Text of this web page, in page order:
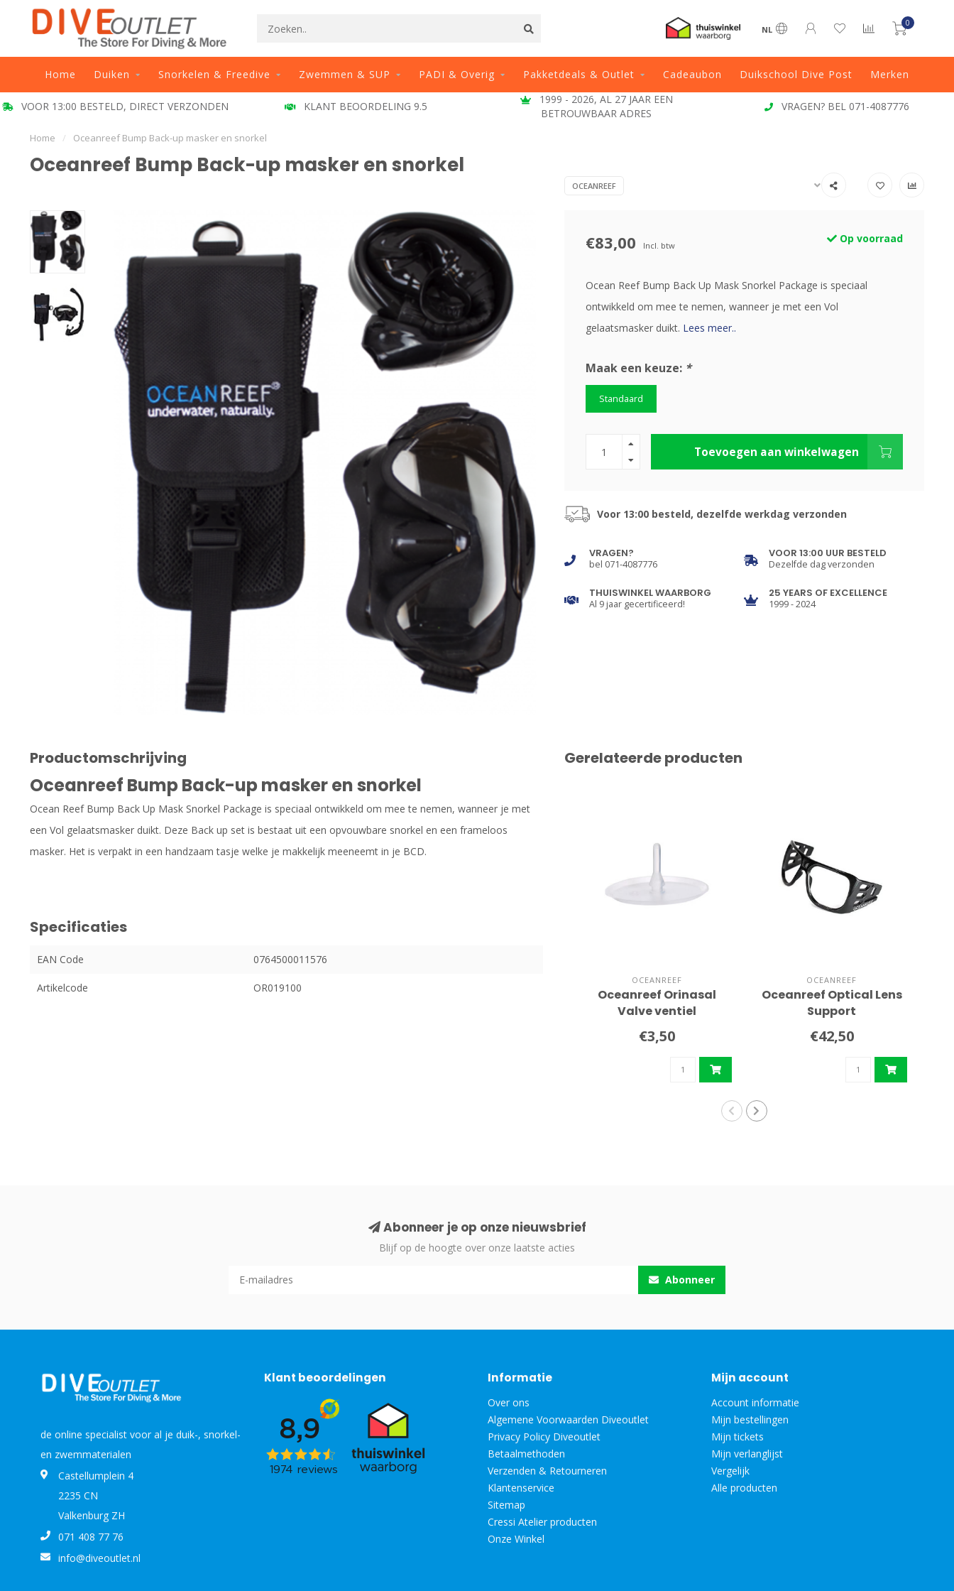
NL
0
Home Duiken Snorkelen & Freedive Zwemmen & SUP PADI & Overig Pakketdeals & Outlet Cadeaubon Duikschool Dive Post Merken
VOOR 13:00 BESTELD, DIRECT VERZONDEN KLANT BEOORDELING 9.5
1999 - 2026, AL 27 JAAR EEN
BETROUWBAAR ADRES
VRAGEN? BEL 071-4087776
Home / Oceanreef Bump Back-up masker en snorkel
Oceanreef Bump Back-up masker en snorkel
OCEANREEF
€83,00 Incl. btw
Op voorraad
Ocean Reef Bump Back Up Mask Snorkel Package is speciaal
ontwikkeld om mee te nemen, wanneer je met een Vol
gelaatsmasker duikt. Lees meer..
Maak een keuze: *
Standaard
Toevoegen aan winkelwagen
Voor 13:00 besteld, dezelfde werkdag verzonden
VRAGEN?
bel 071-4087776
VOOR 13:00 UUR BESTELD
Dezelfde dag verzonden
THUISWINKEL WAARBORG
Al 9 jaar gecertificeerd!
25 YEARS OF EXCELLENCE
1999 - 2024
Productomschrijving
Oceanreef Bump Back-up masker en snorkel
Ocean Reef Bump Back Up Mask Snorkel Package is speciaal ontwikkeld om mee te nemen, wanneer je met
een Vol gelaatsmasker duikt. Deze Back up set is bestaat uit een opvouwbare snorkel en een frameloos
masker. Het is verpakt in een handzaam tasje welke je makkelijk meeneemt in je BCD.
Specificaties
EAN Code 0764500011576
Artikelcode OR019100
Gerelateerde producten
OCEANREEF
Oceanreef Orinasal
Valve ventiel
€3,50
OCEANREEF
Oceanreef Optical Lens
Support
€42,50
Abonneer je op onze nieuwsbrief
Blijf op de hoogte over onze laatste acties
Abonneer
de online specialist voor al je duik-, snorkel-
en zwemmaterialen
Castellumplein 4
2235 CN
Valkenburg ZH
071 408 77 76
info@diveoutlet.nl
Klant beoordelingen Informatie
Over ons
Algemene Voorwaarden Diveoutlet
Privacy Policy Diveoutlet
Betaalmethoden
Verzenden & Retourneren
Klantenservice
Sitemap
Cressi Atelier producten
Onze Winkel
Mijn account
Account informatie
Mijn bestellingen
Mijn tickets
Mijn verlanglijst
Vergelijk
Alle producten